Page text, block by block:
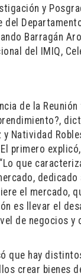
y
del
Barragán
del IMIQ,
de la
y Natividad
primero
que
dedicado
el mercado,
es llevar el
de negocios y
que hay
crear bienes